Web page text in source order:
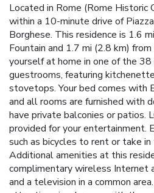
Located in Rome (Rome Historic
within a 10-minute drive of
Borghese. This residence is 1.6
Fountain and 1.7 mi (2.8 km)
yourself at home in one of the
guestrooms, featuring
stovetops. Your bed comes with
and all rooms are furnished with
have private balconies or patios.
provided for your entertainment.
such as bicycles to rent or take
Additional amenities at this
complimentary wireless Internet
and a television in a common